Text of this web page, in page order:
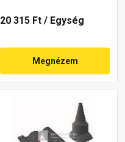
20 315 Ft / Egység
Megnézem